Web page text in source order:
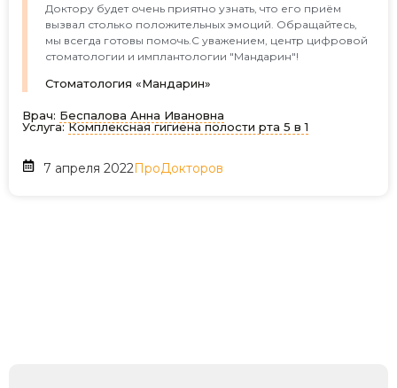
Доктору будет очень приятно узнать, что его приём
вызвал столько положительных эмоций. Обращайтесь,
мы всегда готовы помочь.С уважением, центр цифровой
стоматологии и имплантологии "Мандарин"!
Стоматология «Мандарин»
Врач: Беспалова Анна Ивановна
Услуга:Комплексная гигиена полости рта 5 в 1
7 апреля 2022ПроДокторов